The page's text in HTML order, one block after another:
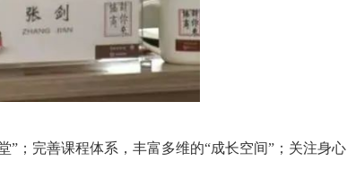
；完善课程体系，丰富多维的“成长空间”；关注身心